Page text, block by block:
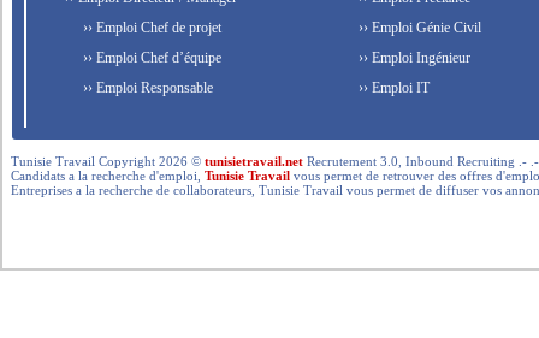
›› Emploi Chef de projet
›› Emploi Chef d’équipe
›› Emploi Responsable
›› Emploi Génie Civil
›› Emploi Ingénieur
›› Emploi IT
Tunisie Travail Copyright 2026 ©tunisietravail.net Recrutement 3.0, Inbound Recruiting .-
Candidats a la recherche d'emploi,Tunisie Travail vous permet de retrouver des offres
Entreprises a la recherche de collaborateurs, Tunisie Travail vous permet de diffuser vos